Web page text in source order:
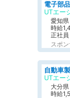
UTエー
愛知
時給
正社
スポ
大分
時給